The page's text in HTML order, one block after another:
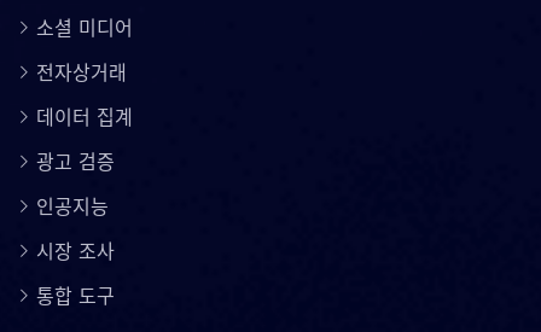
소셜 미디어
전자상거래
데이터 집계
광고 검증
인공지능
시장 조사
통합 도구